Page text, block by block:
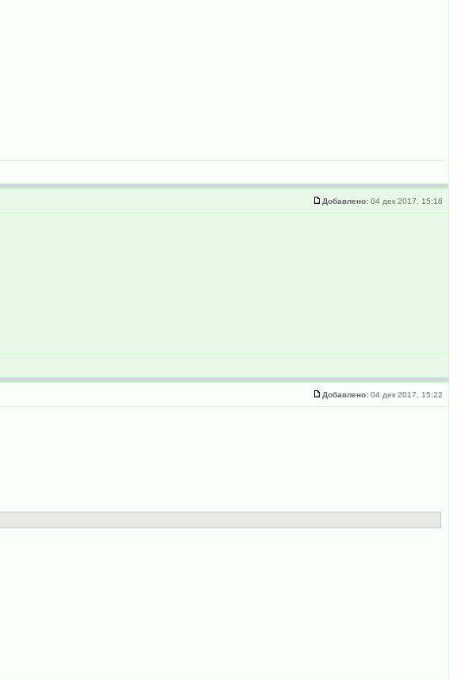
Добавлено: 04 дек 2017, 15:18
Добавлено: 04 дек 2017, 15:22